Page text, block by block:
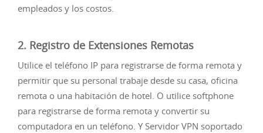
empleados y los costos.
2. Registro de Extensiones Remotas
Utilice el teléfono IP para registrarse de forma remota y
permitir que su personal trabaje desde su casa, oficina
remota o una habitación de hotel. O utilice softphone
para registrarse de forma remota y convertir su
computadora en un teléfono. Y Servidor VPN soportado